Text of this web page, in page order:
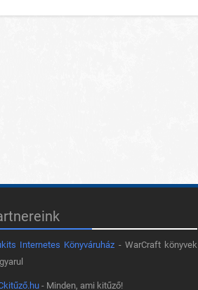
Internetes Könyváruház - WarCraft könyvek
- Minden, ami kitűző!